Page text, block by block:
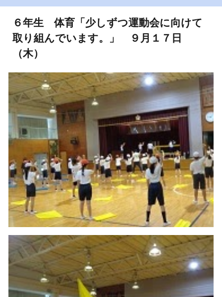
６年生体育 「少しずつ運動会に向けて
取り組んでいます。
」 ９月１ ７ 日
（木）